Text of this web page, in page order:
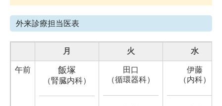
外来診療担当医表
月 火 水
午前 飯塚
（腎臓内科）
田口
（循環器科）
伊藤
（内科）